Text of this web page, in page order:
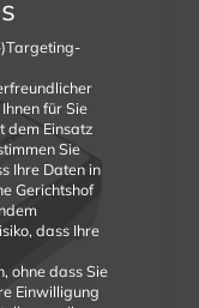
für Sie
dem Einsatz
Sie
Ihre Daten in
Gerichtshof
dass Ihre
ohne dass Sie
Einwilligung